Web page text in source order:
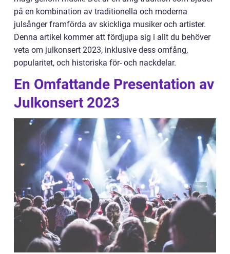
på en kombination av traditionella och moderna
julsånger framförda av skickliga musiker och artister.
Denna artikel kommer att fördjupa sig i allt du behöver
veta om julkonsert 2023, inklusive dess omfång,
popularitet, och historiska för- och nackdelar.
En Omfattande Presentation av
Julkonsert 2023